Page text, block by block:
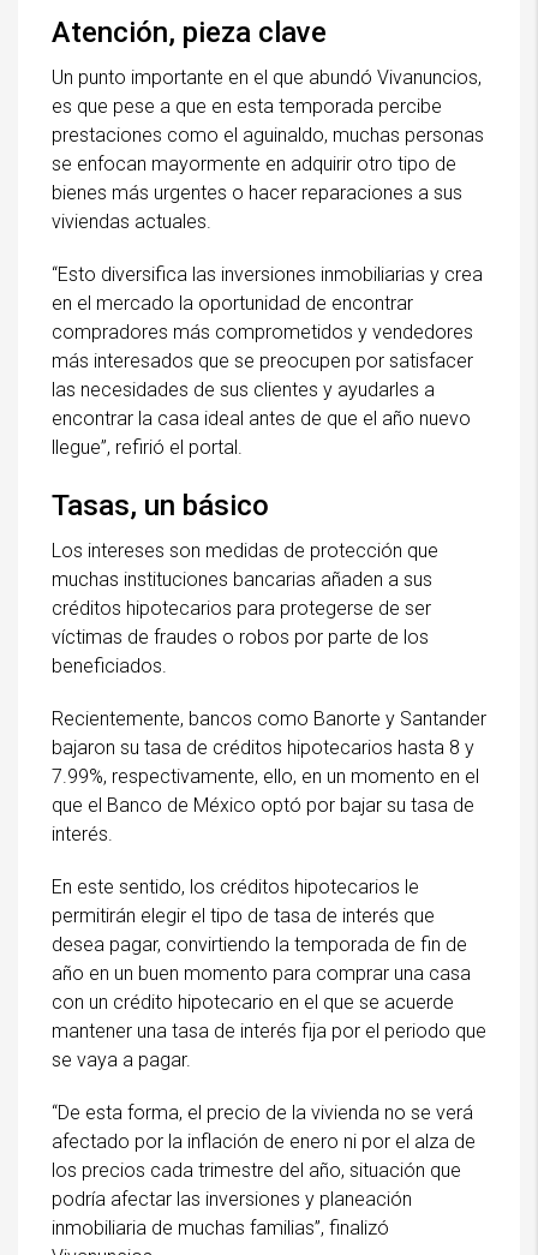
Atención, pieza clave
Un punto importante en el que abundó Vivanuncios,
es que pese a que en esta temporada percibe
prestaciones como el aguinaldo, muchas personas
se enfocan mayormente en adquirir otro tipo de
bienes más urgentes o hacer reparaciones a sus
viviendas actuales.
“Esto diversifica las inversiones inmobiliarias y crea
en el mercado la oportunidad de encontrar
compradores más comprometidos y vendedores
más interesados que se preocupen por satisfacer
las necesidades de sus clientes y ayudarles a
encontrar la casa ideal antes de que el año nuevo
llegue”, refirió el portal.
Tasas, un básico
Los intereses son medidas de protección que
muchas instituciones bancarias añaden a sus
créditos hipotecarios para protegerse de ser
víctimas de fraudes o robos por parte de los
beneficiados.
Recientemente, bancos como Banorte y Santander
bajaron su tasa de créditos hipotecarios hasta 8 y
7.99%, respectivamente, ello, en un momento en el
que el Banco de México optó por bajar su tasa de
interés.
En este sentido, los créditos hipotecarios le
permitirán elegir el tipo de tasa de interés que
desea pagar, convirtiendo la temporada de fin de
año en un buen momento para comprar una casa
con un crédito hipotecario en el que se acuerde
mantener una tasa de interés fija por el periodo que
se vaya a pagar.
“De esta forma, el precio de la vivienda no se verá
afectado por la inflación de enero ni por el alza de
los precios cada trimestre del año, situación que
podría afectar las inversiones y planeación
inmobiliaria de muchas familias”, finalizó